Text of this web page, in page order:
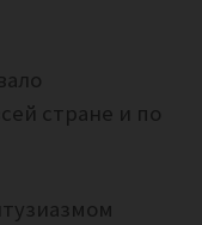
стране и по